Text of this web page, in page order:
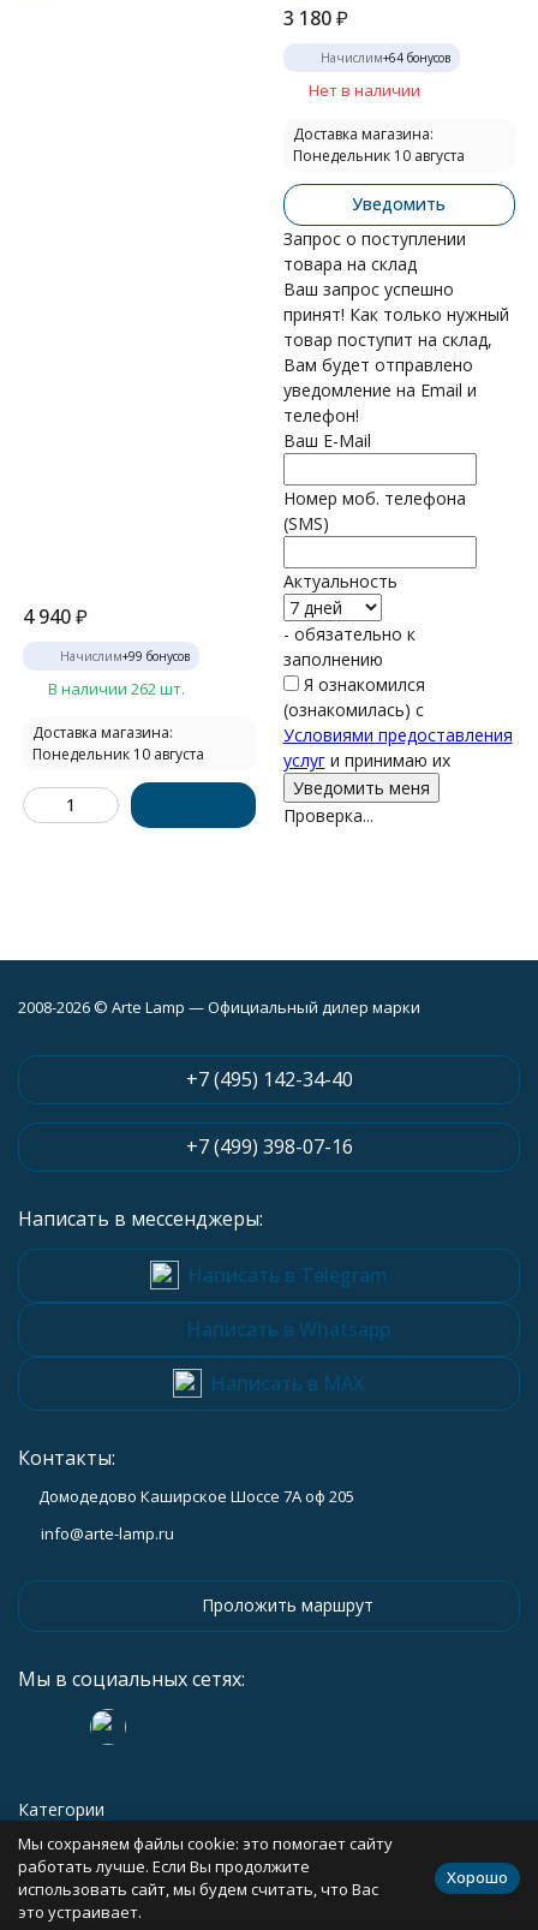
4 940₽
Начислим+99 бонусов
В наличии 262 шт.
Доставка магазина:
Понедельник 10 августа
3 180 ₽
Начислим+64бонусов
Нет в наличии
Доставка магазина:
Понедельник 10 августа
Уведомить
Запрос о поступлении
товара на склад
Ваш запрос успешно
принят! Как только нужный
товар поступит на склад,
Вам будет отправлено
уведомление на Email и
телефон!
Ваш E-Mail
Номер моб. телефона
(SMS)
Актуальность
- обязательно к
заполнению
Я ознакомился
(ознакомилась) с
Условиями предоставления
услуги принимаю их
Проверка...
2008-2026 © Arte Lamp — Официальный дилер марки
+7 (495) 142-34-40
+7 (499) 398-07-16
Написать в мессенджеры:
Написать в Telegram
Написать в Whatsapp
Написать в MAX
Контакты:
Домодедово Каширское Шоссе 7А оф 205
info@arte-lamp.ru
Проложить маршрут
Мы в социальных сетях:
Категории
Информация
Мы сохраняем файлы cookie: это помогает сайту
работать лучше. Если Вы продолжите
использовать сайт, мы будем считать, что Вас
это устраивает.
Хорошо